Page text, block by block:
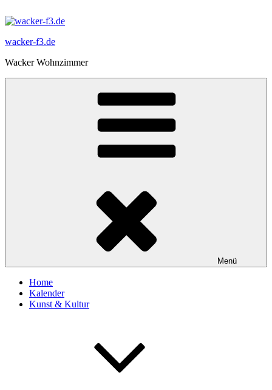
Inhalt
wacker-f3.de
Wacker Wohnzimmer
Menü
Home
Kalender
Kunst & Kultur